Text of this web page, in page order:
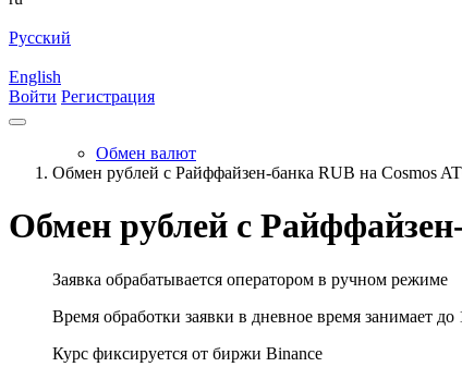
Русский
English
Войти Регистрация
Обмен валют
Обмен рублей с Райффайзен-банка RUB на Cosmos
Обмен рублей с
Заявка обрабатывается оператором в ручном режиме
Время обработки заявки в дневное время занимает до
Курс фиксируется от биржи Binance